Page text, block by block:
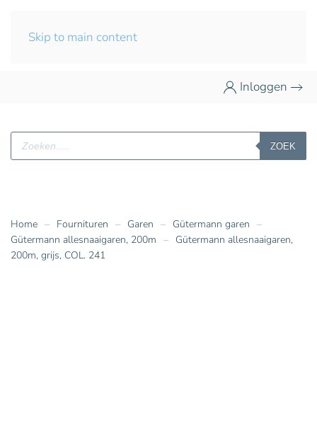
Skip to main content
Inloggen
Producten
zoeken
ZOEK
Home Fournituren Garen
Gütermann garen
Gütermann allesnaaigaren, 200m
Gütermann allesnaaigaren,
200m, grijs, COL. 241